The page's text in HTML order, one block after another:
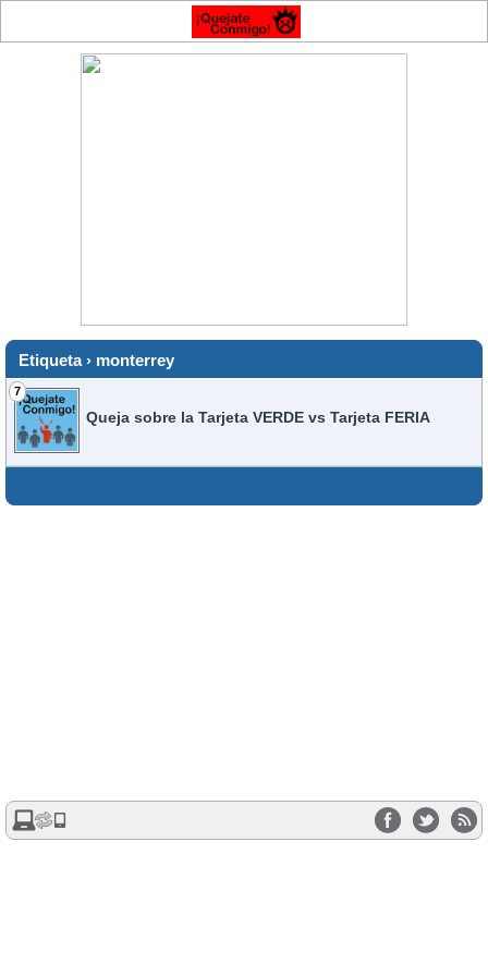
Etiqueta › monterrey
7
Queja sobre la Tarjeta VERDE vs Tarjeta FERIA